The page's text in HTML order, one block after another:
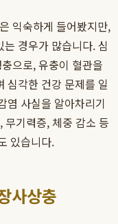
익숙하게 들어봤지만,
경우가 많습니다. 심
으로, 유충이 혈관을
심각한 건강 문제를 일
염 사실을 알아차리기
무기력증, 체중 감소 등
있습니다.
사상충